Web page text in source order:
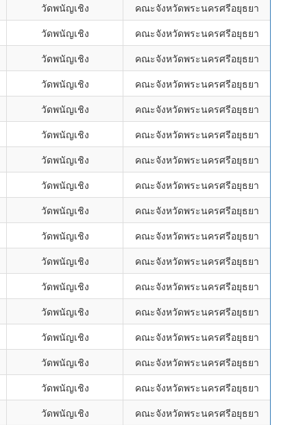
วัดพนัญเชิง
คณะจังหวัดพระนครศรีอยุธยา
วัดพนัญเชิง
คณะจังหวัดพระนครศรีอยุธยา
วัดพนัญเชิง
คณะจังหวัดพระนครศรีอยุธยา
วัดพนัญเชิง
คณะจังหวัดพระนครศรีอยุธยา
วัดพนัญเชิง
คณะจังหวัดพระนครศรีอยุธยา
วัดพนัญเชิง
คณะจังหวัดพระนครศรีอยุธยา
วัดพนัญเชิง
คณะจังหวัดพระนครศรีอยุธยา
วัดพนัญเชิง
คณะจังหวัดพระนครศรีอยุธยา
วัดพนัญเชิง
คณะจังหวัดพระนครศรีอยุธยา
วัดพนัญเชิง
คณะจังหวัดพระนครศรีอยุธยา
วัดพนัญเชิง
คณะจังหวัดพระนครศรีอยุธยา
วัดพนัญเชิง
คณะจังหวัดพระนครศรีอยุธยา
วัดพนัญเชิง
คณะจังหวัดพระนครศรีอยุธยา
วัดพนัญเชิง
คณะจังหวัดพระนครศรีอยุธยา
วัดพนัญเชิง
คณะจังหวัดพระนครศรีอยุธยา
วัดพนัญเชิง
คณะจังหวัดพระนครศรีอยุธยา
วัดพนัญเชิง
คณะจังหวัดพระนครศรีอยุธยา